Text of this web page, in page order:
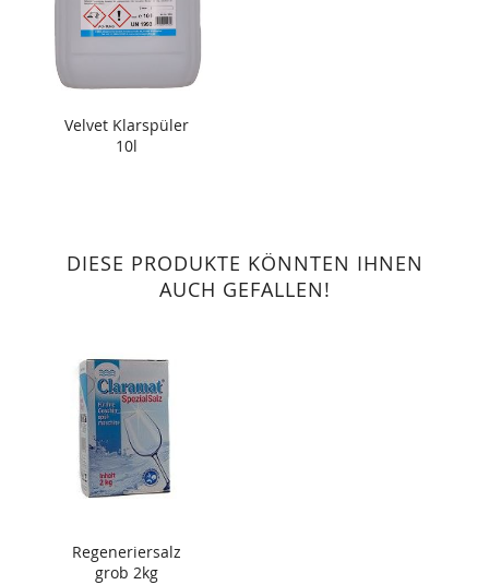
Velvet Klarspüler
10l
DIESE PRODUKTE KÖNNTEN IHNEN
AUCH GEFALLEN!
Regeneriersalz
grob 2kg